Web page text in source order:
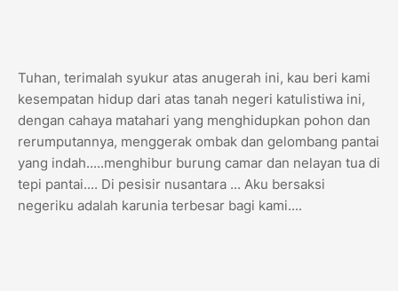
Tuhan, terimalah syukur atas anugerah ini, kau beri kami
kesempatan hidup dari atas tanah negeri katulistiwa ini,
dengan cahaya matahari yang menghidupkan pohon dan
rerumputannya, menggerak ombak dan gelombang pantai
yang indah.....menghibur burung camar dan nelayan tua di
tepi pantai.... Di pesisir nusantara ... Aku bersaksi
negeriku adalah karunia terbesar bagi kami....